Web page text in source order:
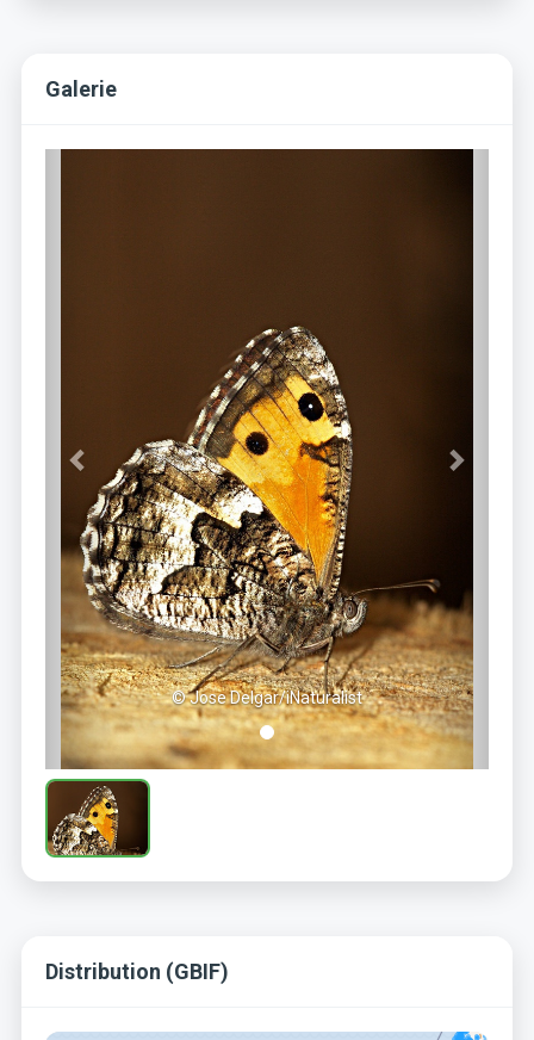
Galerie
© Jose Delgar/iNaturalist
Distribution (GBIF)